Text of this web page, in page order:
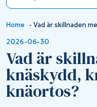
Home -Vad är skillnaden
2026-06-30
Vad är
knäskydd,
knäortos?